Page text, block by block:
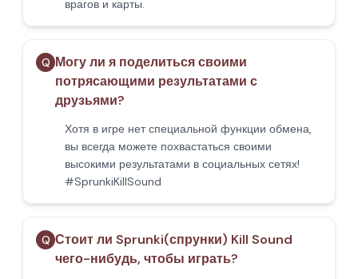
врагов и карты.
Q Могу ли я поделиться своими
потрясающими результатами с
друзьями?
Хотя в игре нет специальной функции обмена,
вы всегда можете похвастаться своими
высокими результатами в социальных сетях!
#SprunkiKillSound
Q Стоит ли Sprunki(спрунки) Kill Sound
чего-нибудь, чтобы играть?